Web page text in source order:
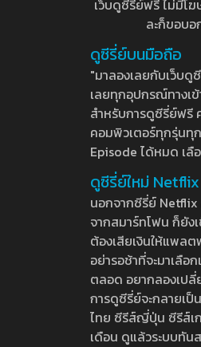
เว็บดูซีรี่ย์ฟรี ไม่มีโ
ละก็ขอบอ
ดูซีรี่ย์บนมือถือ
"มาลองเลยกับเว็บ
เลยทุกอุปกรณ์ทางเ
สำหรับการดูซีรี่ย์ฟรี
คอมพิวเตอร์ทุกรุ่นทุ
Episode ได้หมด เลื
ดูซีรี่ย์ใหม่ Netflix
นอกจากซีรี่ย์ Netflix
จากสมาร์ทโฟน ก็ยัง
ต้องเสียเงินให้แพลต
อย่ารอช้าที่จะมาเลือ
ตลอด อยากลองเปลี่
การดูซีรี่ย์จะกลายเป็
ไทย ซีรีส์ญี่ปุ่น ซีรีส์เ
เดือน ดูแล้วระบบทัน